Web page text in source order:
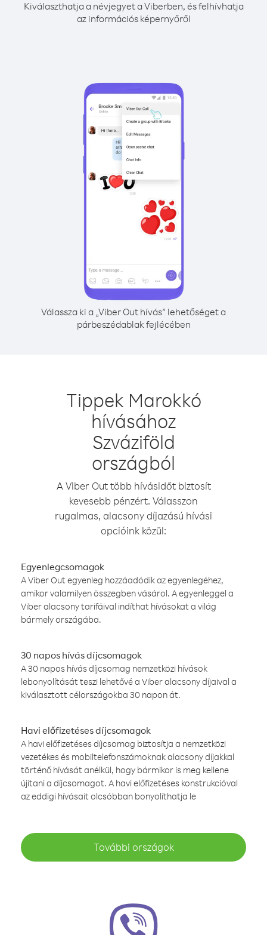
Kiválaszthatja a névjegyet a Viberben, és felhívhatja
az információs képernyőről
Válassza ki a „Viber Out hívás” lehetőséget a
párbeszédablak fejlécében
Tippek Marokkó
hívásához
Szváziföld
országból
A Viber Out több hívásidőt biztosít
kevesebb pénzért. Válasszon
rugalmas, alacsony díjazású hívási
opcióink közül:
Egyenlegcsomagok
A Viber Out egyenleg hozzáadódik az egyenlegéhez,
amikor valamilyen összegben vásárol. A egyenleggel a
Viber alacsony tarifáival indíthat hívásokat a világ
bármely országába.
30 napos hívás díjcsomagok
A 30 napos hívás díjcsomag nemzetközi hívások
lebonyolítását teszi lehetővé a Viber alacsony díjaival a
kiválasztott célországokba 30 napon át.
Havi előfizetéses díjcsomagok
A havi előfizetéses díjcsomag biztosítja a nemzetközi
vezetékes és mobiltelefonszámoknak alacsony díjakkal
történő hívását anélkül, hogy bármikor is meg kellene
újítani a díjcsomagot. A havi előfizetéses konstrukcióval
az eddigi hívásait olcsóbban bonyolíthatja le
További országok